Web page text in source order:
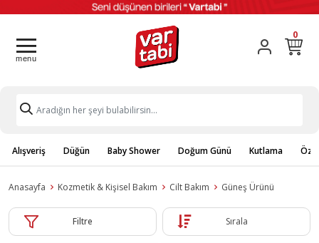
0
Alışveriş Düğün Baby Shower Doğum Günü Kutlama
Anasayfa Kozmetik & Kişisel Bakım Cilt Bakım Güneş Ürünü
Filtre Sırala